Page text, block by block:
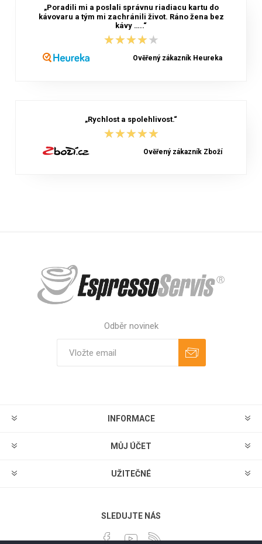
„Poradili mi a poslali správnu riadiacu kartu do
kávovaru a tým mi zachránili život. Ráno žena bez
kávy …..“
★★★★★
★★★★★
Ověřený zákazník Heureka
„Rychlost a spolehlivost.“
★★★★★
★★★★★
Ověřený zákazník Zboží
Odběr novinek
INFORMACE
MŮJ ÚČET
UŽITEČNÉ
SLEDUJTE NÁS